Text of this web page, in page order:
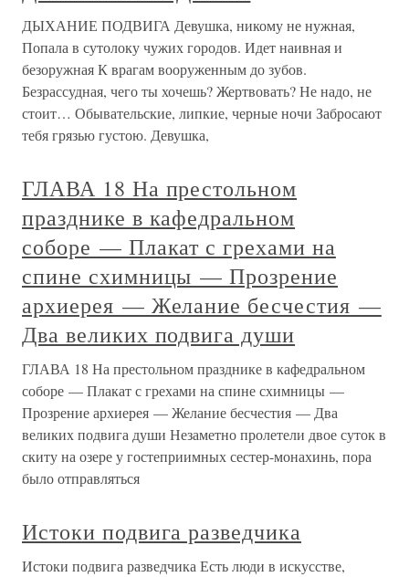
ДЫХАНИЕ ПОДВИГА Девушка, никому не нужная,
Попала в сутолоку чужих городов. Идет наивная и
безоружная К врагам вооруженным до зубов.
Безрассудная, чего ты хочешь? Жертвовать? Не надо, не
стоит… Обывательские, липкие, черные ночи Забросают
тебя грязью густою. Девушка,
ГЛАВА 18 На престольном
празднике в кафедральном
соборе — Плакат с грехами на
спине схимницы — Прозрение
архиерея — Желание бесчестия —
Два великих подвига души
ГЛАВА 18 На престольном празднике в кафедральном
соборе — Плакат с грехами на спине схимницы —
Прозрение архиерея — Желание бесчестия — Два
великих подвига души Незаметно пролетели двое суток в
скиту на озере у гостеприимных сестер-монахинь, пора
было отправляться
Истоки подвига разведчика
Истоки подвига разведчика Есть люди в искусстве,